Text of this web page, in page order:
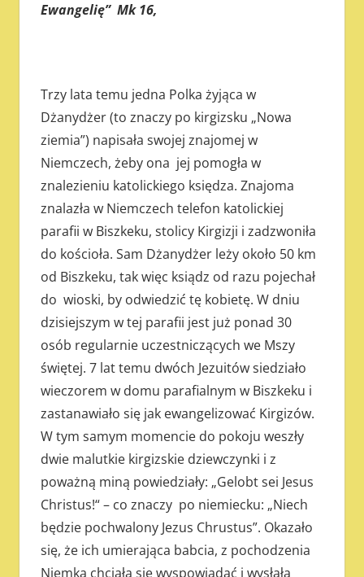
Ewangelię” Mk 16,
Trzy lata temu jedna Polka żyjąca w
Dżanydżer (to znaczy po kirgizsku „Nowa
ziemia”) napisała swojej znajomej w
Niemczech, żeby ona jej pomogła w
znalezieniu katolickiego księdza. Znajoma
znalazła w Niemczech telefon katolickiej
parafii w Biszkeku, stolicy Kirgizji i zadzwoniła
do kościoła. Sam Dżanydżer leży około 50 km
od Biszkeku, tak więc ksiądz od razu pojechał
do wioski, by odwiedzić tę kobietę. W dniu
dzisiejszym w tej parafii jest już ponad 30
osób regularnie uczestniczących we Mszy
świętej. 7 lat temu dwóch Jezuitów siedziało
wieczorem w domu parafialnym w Biszkeku i
zastanawiało się jak ewangelizować Kirgizów.
W tym samym momencie do pokoju weszły
dwie malutkie kirgizskie dziewczynki i z
poważną miną powiedziały: „Gelobt sei Jesus
Christus!“ – co znaczy po niemiecku: „Niech
będzie pochwalony Jezus Chrustus”. Okazało
się, że ich umierająca babcia, z pochodzenia
Niemka chciała się wyspowiadać i wysłała